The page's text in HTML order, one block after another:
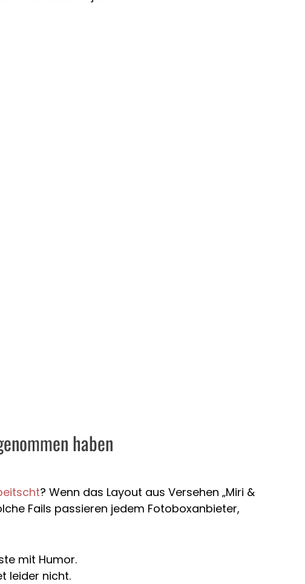
haben
? Wenn das Layout aus Versehen „Miri &
Fails passieren jedem Fotoboxanbieter,
mit Humor.
leider nicht.